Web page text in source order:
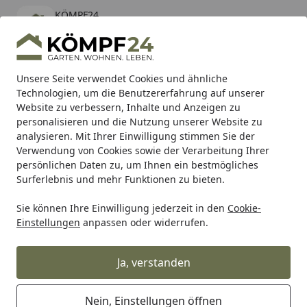
Unsere Seite verwendet Cookies und ähnliche
Technologien, um die Benutzererfahrung auf unserer
Website zu verbessern, Inhalte und Anzeigen zu
personalisieren und die Nutzung unserer Website zu
analysieren. Mit Ihrer Einwilligung stimmen Sie der
Verwendung von Cookies sowie der Verarbeitung Ihrer
persönlichen Daten zu, um Ihnen ein bestmögliches
Surferlebnis und mehr Funktionen zu bieten.
Sie können Ihre Einwilligung jederzeit in den Cookie-
Einstellungen anpassen oder widerrufen.
Ja, verstanden
Nein, Einstellungen öffnen
KÖMPF24
kostenlos - Im App Store
Hotline
Alle Produkte
Mein Konto
Suchen
Karibu Pools inkl. gratis Sandfilteranlage & Pool-
Starterset (Gesamtwert bis 468,99€)
Startseite
Arbeitskleidung Arbeitsjacken Jobman Shell-Jacke 1284
Jobman Shell-Jacke 1284